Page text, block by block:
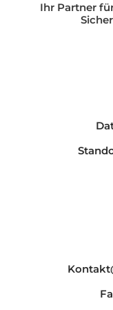
Ihr Partner